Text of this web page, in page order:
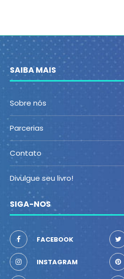
SAIBA MAIS
Sobre nós
Parcerias
Contato
Divulgue seu livro!
SIGA-NOS
FACEBOOK
INSTAGRAM